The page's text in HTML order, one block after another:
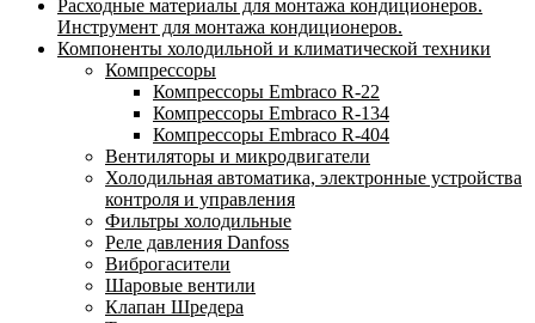
Расходные материалы для монтажа кондиционеров.
Инструмент для монтажа кондиционеров.
Компоненты холодильной и климатической техники
Компрессоры
Компрессоры Embraco R-22
Компрессоры Embraco R-134
Компрессоры Embraco R-404
Вентиляторы и микродвигатели
Холодильная автоматика, электронные устройства
контроля и управления
Фильтры холодильные
Реле давления Danfoss
Виброгасители
Шаровые вентили
Клапан Шредера